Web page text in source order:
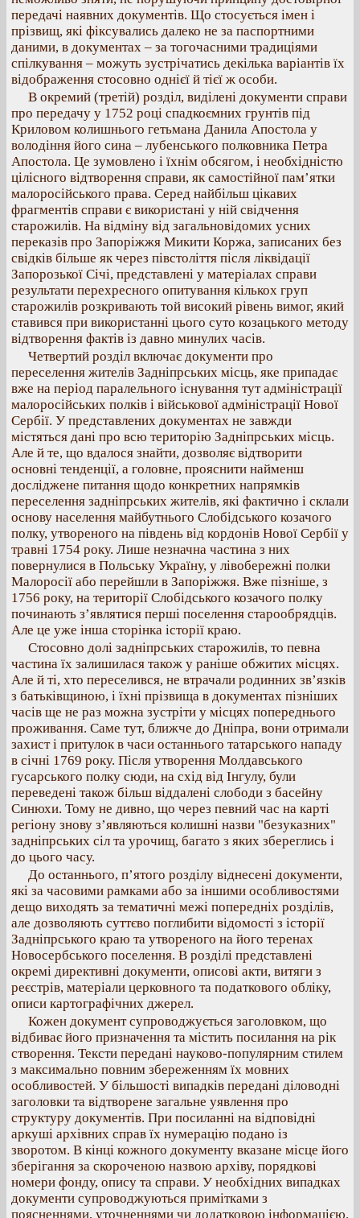
передачі наявних документів. Що стосується імен і
прізвищ, які фіксувались далеко не за паспортними
даними, в документах – за тогочасними традиціями
спілкування – можуть зустрічатись декілька варіантів їх
відображення стосовно однієї й тієї ж особи.
В окремий (третій) розділ, виділені документи справи
про передачу у 1752 році спадкоємних грунтів під
Криловом колишнього гетьмана Данила Апостола у
володіння його сина – лубенського полковника Петра
Апостола. Це зумовлено і їхнім обсягом, і необхідністю
цілісного відтворення справи, як самостійної пам’ятки
малоросійського права. Серед найбільш цікавих
фрагментів справи є використані у ній свідчення
старожилів. На відміну від загальновідомих усних
переказів про Запоріжжя Микити Коржа, записаних без
свідків більше як через півстоліття після ліквідації
Запорозької Січі, представлені у матеріалах справи
результати перехресного опитування кількох груп
старожилів розкривають той високий рівень вимог, який
ставився при використанні цього суто козацького методу
відтворення фактів із давно минулих часів.
Четвертий розділ включає документи про
переселення жителів Задніпрських місць, яке припадає
вже на період паралельного існування тут адміністрації
малоросійських полків і військової адміністрації Нової
Сербії. У представлених документах не завжди
містяться дані про всю територію Задніпрських місць.
Але й те, що вдалося знайти, дозволяє відтворити
основні тенденції, а головне, прояснити найменш
досліджене питання щодо конкретних напрямків
переселення задніпрських жителів, які фактично і склали
основу населення майбутнього Слобідського козачого
полку, утвореного на південь від кордонів Нової Сербії у
травні 1754 року. Лише незначна частина з них
повернулися в Польську Україну, у лівобережні полки
Малоросії або перейшли в Запоріжжя. Вже пізніше, з
1756 року, на території Слобідського козачого полку
починають з’являтися перші поселення старообрядців.
Але це уже інша сторінка історії краю.
Стосовно долі задніпрських старожилів, то певна
частина їх залишилася також у раніше обжитих місцях.
Але й ті, хто переселився, не втрачали родинних зв’язків
з батьківщиною, і їхні прізвища в документах пізніших
часів ще не раз можна зустріти у місцях попереднього
проживання. Саме тут, ближче до Дніпра, вони отримали
захист і притулок в часи останнього татарського нападу
в січні 1769 року. Після утворення Молдавського
гусарського полку сюди, на схід від Інгулу, були
переведені також більш віддалені слободи з басейну
Синюхи. Тому не дивно, що через певний час на карті
регіону знову з’являються колишні назви "безуказних"
задніпрських сіл та урочищ, багато з яких збереглись і
до цього часу.
До останнього, п’ятого розділу віднесені документи,
які за часовими рамками або за іншими особливостями
дещо виходять за тематичні межі попередніх розділів,
але дозволяють суттєво поглибити відомості з історії
Задніпрського краю та утвореного на його теренах
Новосербського поселення. В розділі представлені
окремі директивні документи, описові акти, витяги з
реєстрів, матеріали церковного та податкового обліку,
описи картографічних джерел.
Кожен документ супроводжується заголовком, що
відбиває його призначення та містить посилання на рік
створення. Тексти передані науково-популярним стилем
з максимально повним збереженням їх мовних
особливостей. У більшості випадків передані діловодні
заголовки та відтворене загальне уявлення про
структуру документів. При посиланні на відповідні
аркуші архівних справ їх нумерацію подано із
зворотом. В кінці кожного документу вказане місце його
зберігання за скороченою назвою архіву, порядкові
номери фонду, опису та справи. У необхідних випадках
документи супроводжуються примітками з
поясненнями, уточненнями чи додатковою інформацією.